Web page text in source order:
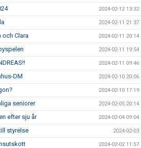
2024-02-12 13:32
2024-02-11 21:37
och Clara 2024-02-11 20:14
2024-02-11 19:54
2024-02-11 09:46
DM 2024-02-10 20:06
2024-02-10 17:19
seniorer 2024-02-05 20:14
efter sju år 2024-02-04 09:04
styrelse 2024-02-03
2024-02-02 11:57